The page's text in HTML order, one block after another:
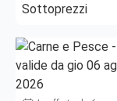
Sottoprezzi